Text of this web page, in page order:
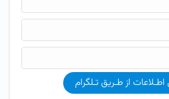
اطـلاعات از طـریق تـلگرام